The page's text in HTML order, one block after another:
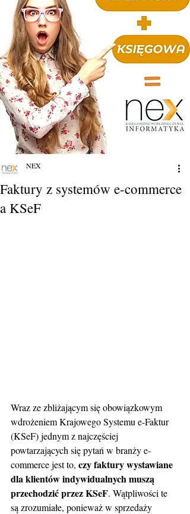
Faktury z systemów e-commerce
a KSeF
NEX
Wraz ze zbliżającym się obowiązkowym
wdrożeniem Krajowego Systemu e-Faktur
(KSeF) jednym z najczęściej
powtarzających się pytań w branży e-
commerce jest to, czy faktury wystawiane
dla klientów indywidualnych muszą
przechodzić przez KSeF. Wątpliwości te
są zrozumiałe, ponieważ w sprzedaży